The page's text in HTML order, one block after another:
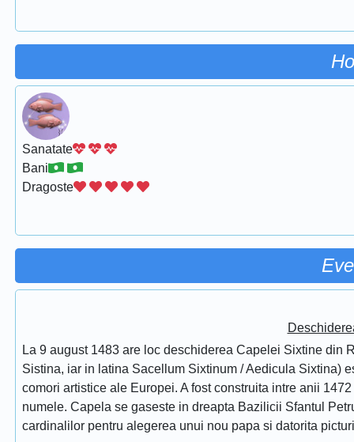
Sanatate
Bani
Dragoste
La 9 august 1483 are loc deschiderea Capelei Sixtine
Sistina, iar in latina Sacellum Sixtinum / Aedicula Sixtina)
comori artistice ale Europei. A fost construita intre anii
numele. Capela se gaseste in dreapta Bazilicii Sfantul
cardinalilor pentru alegerea unui nou papa si datorita